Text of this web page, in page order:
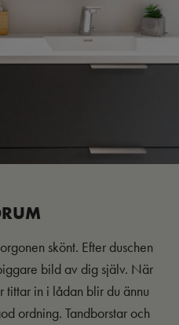
skönt. Efter duschen
bild av dig själv. När
tittar in i lådan blir du ännu
ordning. Tandborstar och